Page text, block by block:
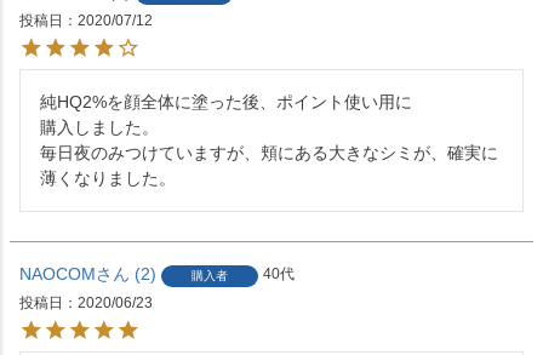
投稿日
2020/07/12
純HQ2%を顔全体に塗った後、ポイント使い用に
購入しました。
毎日夜のみつけていますが、頬にある大きなシミが、確実に
NAOCOM 2 購入者
40代
投稿日
2020/06/23